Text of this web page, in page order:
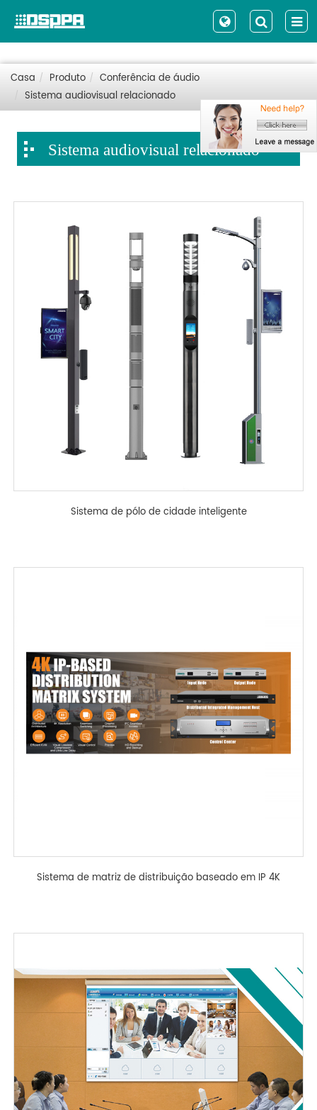
Casa Produto
Conferência de áudio
Sistema audiovisual relacionado
Sistema audiovisual relacionado
Sistema de pólo de cidade inteligente
Sistema de matriz de distribuição baseado em IP 4K